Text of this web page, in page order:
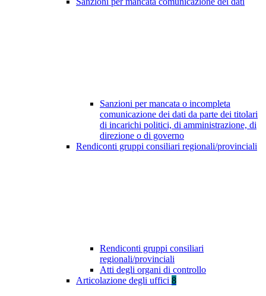
Sanzioni per mancata o incompleta
comunicazione dei dati da parte dei titolari
di incarichi politici, di amministrazione, di
direzione o di governo
Rendiconti gruppi consiliari regionali/provinciali
Rendiconti gruppi consiliari
regionali/provinciali
Atti degli organi di controllo
Articolazione degli uffici 8